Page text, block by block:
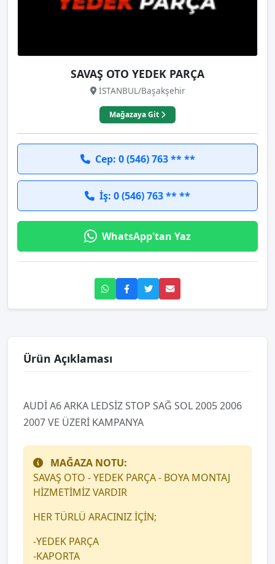
SAVAŞ OTO YEDEK PARÇA
İSTANBUL/Başakşehir
Mağazaya Git
Cep: 0 (546) 763 ** **
İş: 0 (546) 763 ** **
WhatsApp'tan Yaz
Ürün Açıklaması
AUDİ A6 ARKA LEDSİZ STOP SAĞ SOL 2005 2006
2007 VE ÜZERİ KAMPANYA
MAĞAZA NOTU:
SAVAŞ OTO - YEDEK PARÇA - BOYA MONTAJ
HİZMETİMİZ VARDIR
HER TÜRLÜ ARACINIZ İÇİN;
-YEDEK PARÇA
-KAPORTA